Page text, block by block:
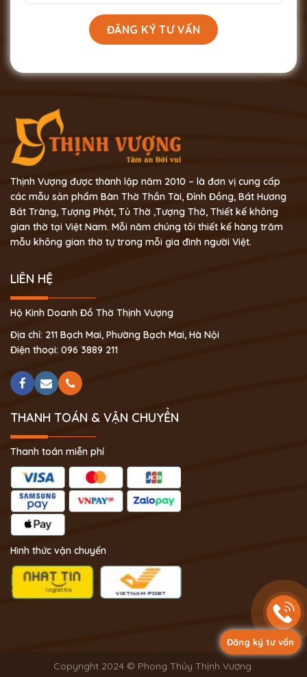
Đăng ký tư vấn
Thịnh Vượng được thành lập năm 2010 – là đơn vị cung cấp
các mẫu sản phẩm Bàn Thờ Thần Tài, Đỉnh Đồng, Bát Hương
Bát Tràng, Tượng Phật, Tủ Thờ ,Tượng Thờ, Thiết kế không
gian thờ tại Việt Nam. Mỗi năm chúng tôi thiết kế hàng trăm
mẫu không gian thờ tự trong mỗi gia đình người Việt.
LIÊN HỆ
Hộ Kinh Doanh Đồ Thờ Thịnh Vượng
Địa chỉ: 211 Bạch Mai, Phường Bạch Mai, Hà Nội
Điện thoại: 096 3889 211
THANH TOÁN & VẬN CHUYỂN
Thanh toán miễn phí
Hình thức vận chuyển
Copyright 2024 © Phong Thủy Thịnh Vượng.